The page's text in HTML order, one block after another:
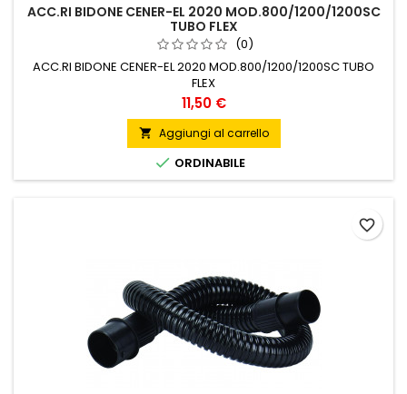
ACC.RI BIDONE CENER-EL 2020 MOD.800/1200/1200SC
TUBO FLEX
(0)
ACC.RI BIDONE CENER-EL 2020 MOD.800/1200/1200SC TUBO
FLEX
Prezzo
11,50 €
 Aggiungi al carrello
 ORDINABILE
favorite_border